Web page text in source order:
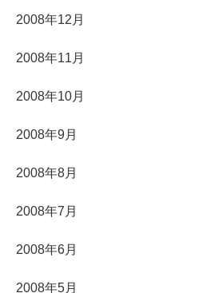
2008年12月
2008年11月
2008年10月
2008年9月
2008年8月
2008年7月
2008年6月
2008年5月